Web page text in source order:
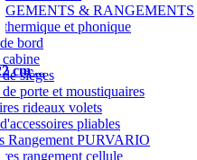
& RANGEMENTS
et phonique
bord
sièges
porte et moustiquaires
rideaux volets
pliables
Rangement PURVARIO
rangement cellule
cm ...